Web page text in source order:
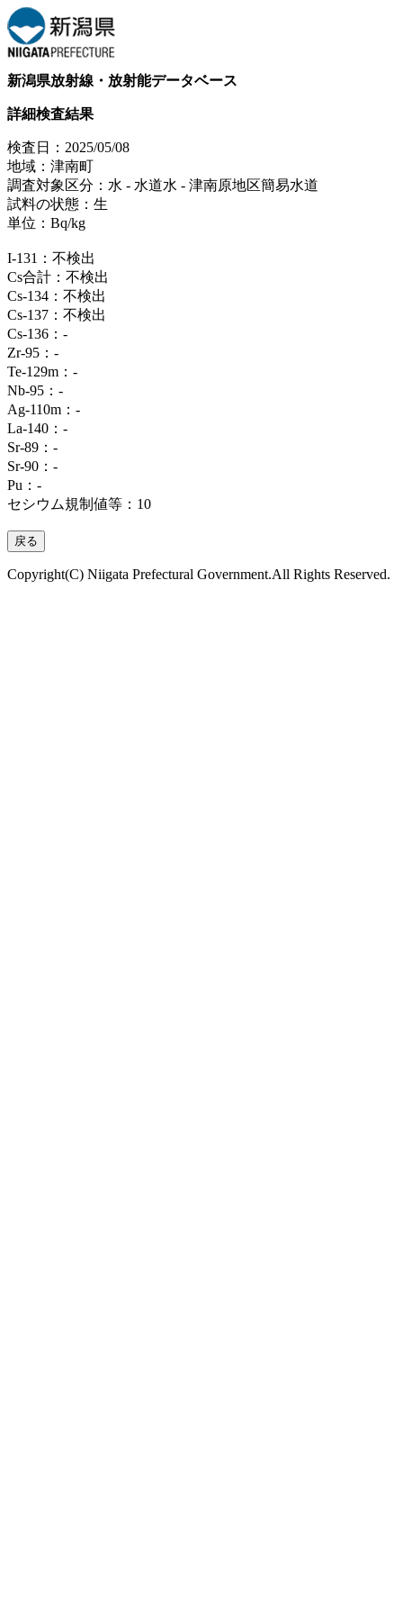
新潟県放射線・放射能データベース
詳細検査結果
検査日：2025/05/08
地域：津南町
調査対象区分：水 ‐ 水道水 ‐ 津南原地区簡易水道
試料の状態：生
単位：Bq/kg
I-131：不検出
Cs合計：不検出
Cs-134：不検出
Cs-137：不検出
Cs-136：‐
Zr-95：‐
Te-129m：‐
Nb-95：‐
Ag-110m：‐
La-140：‐
Sr-89：‐
Sr-90：‐
Pu：‐
セシウム規制値等：10
Copyright(C) Niigata Prefectural Government.All Rights Reserved.